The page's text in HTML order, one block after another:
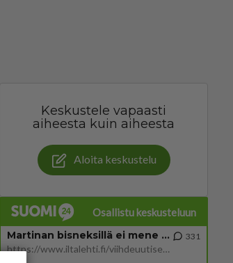
Keskustele vapaasti
aiheesta kuin aiheesta
Aloita keskustelu
Osallistu keskusteluun
Martinan bisneksillä ei mene hyvin
https://www.iltalehti.fi/viihdeuutiset/a/c46da6ab-340f-4790-aaa7-0865eed2336 Yrityksen konkurssihakemus on tullut kärä
331